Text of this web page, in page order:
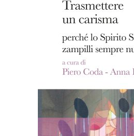
AGGIUNGI AL